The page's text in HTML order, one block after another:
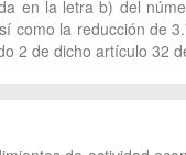
en la letra b) del
como la reducción de
2 de dicho artículo 32